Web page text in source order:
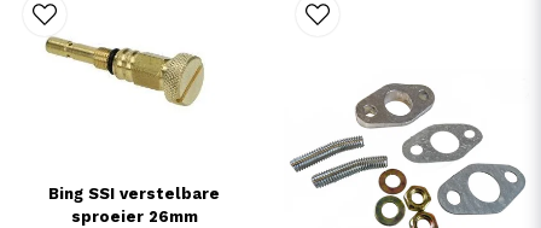
Bing SSI verstelbare
sproeier 26mm